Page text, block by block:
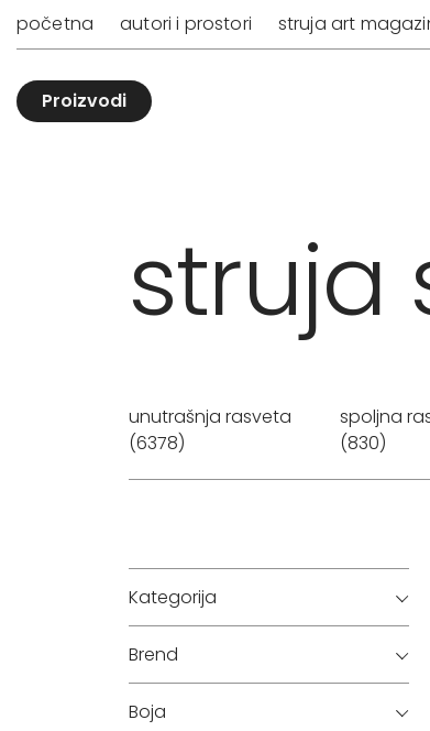
početna autori i prostori struja art
Proizvodi
struja
unutrašnja rasveta
(6378)
spoljna
(830)
Kategorija
Brend
Boja